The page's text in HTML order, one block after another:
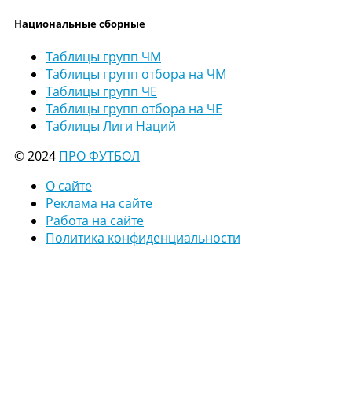
Национальные сборные
Таблицы групп ЧМ
Таблицы групп отбора на ЧМ
Таблицы групп ЧЕ
Таблицы групп отбора на ЧЕ
Таблицы Лиги Наций
© 2024 ПРО ФУТБОЛ
О сайте
Реклама на сайте
Работа на сайте
Политика конфиденциальности